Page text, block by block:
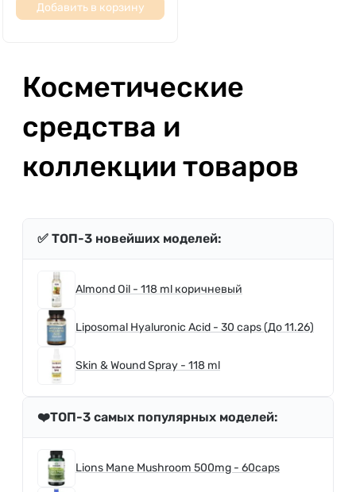
Добавить в корзину
Косметические
средства и
коллекции товаров
✅ ТОП-3 новейших моделей:
Almond Oil - 118 ml коричневый
Liposomal Hyaluronic Acid - 30 caps (До 11.26)
Skin & Wound Spray - 118 ml
❤️ТОП-3 самых популярных моделей:
Lions Mane Mushroom 500mg - 60caps